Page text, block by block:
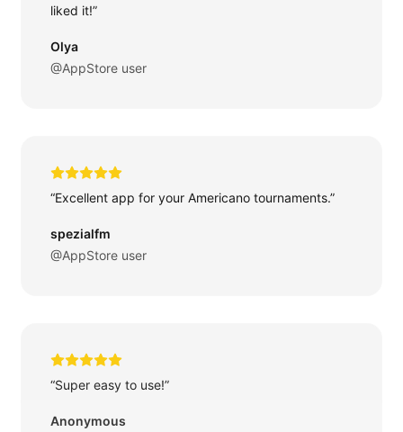
liked it!”
Olya
@AppStore user
“Excellent app for your Americano tournaments.”
spezialfm
@AppStore user
“Super easy to use!”
Anonymous